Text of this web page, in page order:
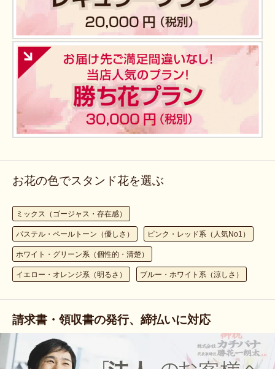
お花の色でスタンド花を選ぶ
ミックス（ゴージャス・存在感）
パステル・ペールトーン（優しさ） ピンク・レッド系（人気No1）
ホワイト・グリーン系（個性的・清楚）
イエロー・オレンジ系（明るさ） ブルー・ホワイト系（涼しさ）
請求書・領収書の発行、締払いに対応